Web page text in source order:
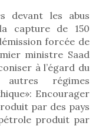
devant les abus
capture de 150
forcée de
ministre Saad
à l’égard du
régimes
Encourager
par des pays
produit par